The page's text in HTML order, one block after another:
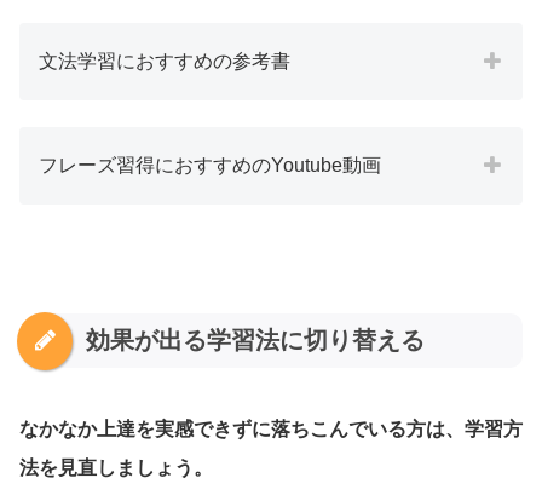
文法学習におすすめの参考書
フレーズ習得におすすめのYoutube動画
効果が出る学習法に切り替える
なかなか上達を実感できずに落ちこんでいる方は、学習方
法を見直しましょう。